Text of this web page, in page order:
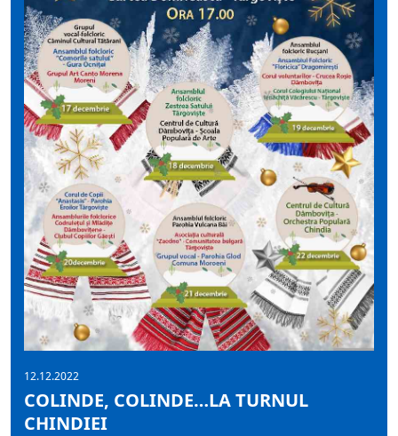
12.12.2022
COLINDE, COLINDE…LA TURNUL
CHINDIEI